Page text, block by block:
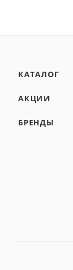
КАТАЛОГ
АКЦИИ
БРЕНДЫ